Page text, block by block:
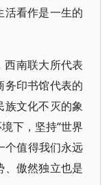
活看作是一生的
西南联大所代表
务印书馆代表的
族文化不灭的象
下，坚持“世界
个值得我们永远
、傲然独立也是